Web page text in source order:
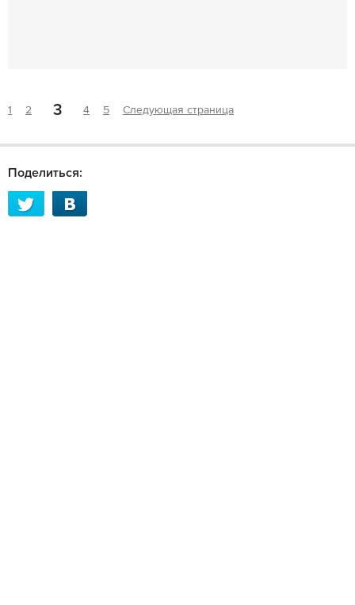
1 2 3 4 5 Следующая страница
Поделиться: